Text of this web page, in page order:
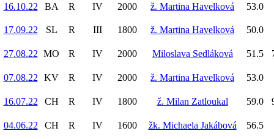
16.10.22 BA R IV 2000 ž. Martina Havelková 53.0
17.09.22 SL R III 1800 ž. Martina Havelková 50.0
27.08.22 MO R IV 2000 Miloslava Sedláková 51.5
07.08.22 KV R IV 2000 ž. Martina Havelková 53.0
16.07.22 CH R IV 1800 ž. Milan Zatloukal 59.0
04.06.22 CH R IV 1600 žk. Michaela Jakábová 56.5